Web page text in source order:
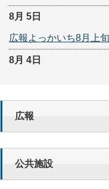
8月 5日
広報よっかいち8月上
8月 4日
8月 4日
【正職員募集】令和
8月 4日
令和08年07月16日
広報
公共施設